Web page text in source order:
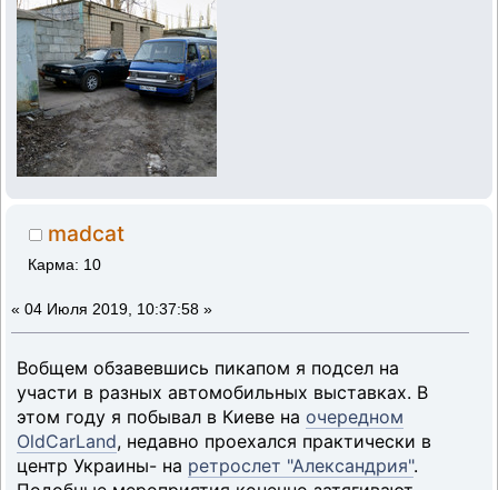
madcat
Карма: 10
« 04 Июля 2019, 10:37:58 »
Вобщем обзавевшись пикапом я подсел на
участи в разных автомобильных выставках. В
этом году я побывал в Киеве на очередном
OldCarLand, недавно проехался практически в
центр Украины- на ретрослет "Александрия".